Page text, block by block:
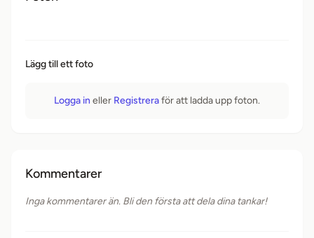
Lägg till ett foto
Logga in eller Registreraför att ladda upp foton.
Kommentarer
Inga kommentarer än. Bli den första att dela dina tankar!